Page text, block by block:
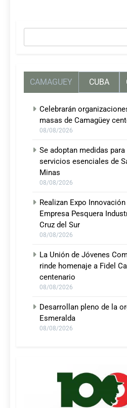
CAMAGUEY CUBA
Celebrarán
masas de Camagüey
08/08/2026
Se adoptan medidas
servicios esenciales de
Minas
08/08/2026
Realizan Expo
Empresa Pesquera
Cruz del Sur
08/08/2026
La Unión de Jóvenes
rinde homenaje a Fidel
centenario
08/08/2026
Desarrollan pleno de la
Esmeralda
08/08/2026